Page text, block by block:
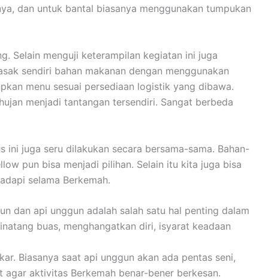
dan untuk bantal biasanya menggunakan tumpukan
Selain menguji keterampilan kegiatan ini juga
sendiri bahan makanan dengan menggunakan
menu sesuai persediaan logistik yang dibawa.
menjadi tantangan tersendiri. Sangat berbeda
juga seru dilakukan secara bersama-sama. Bahan-
pun bisa menjadi pilihan. Selain itu kita juga bisa
selama Berkemah.
dan api unggun adalah salah satu hal penting dalam
buas, menghangatkan diri, isyarat keadaan
Biasanya saat api unggun akan ada pentas seni,
aktivitas Berkemah benar-bener berkesan.